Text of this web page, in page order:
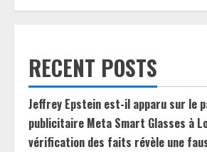
RECENT POSTS
Jeffrey Epstein est-il apparu sur le
publicitaire Meta Smart Glasses à
vérification des faits révèle une